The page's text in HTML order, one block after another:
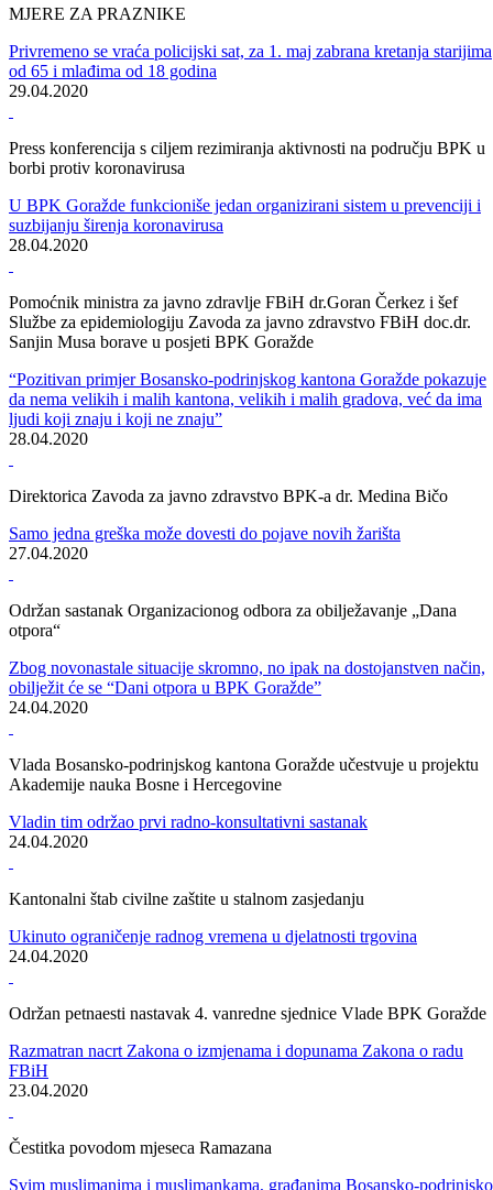
Prvomajska čestitka
Svim radnicima i radnicama, građanima Bosansko-podrinjskog
kantona Goražde čestitamo 1.maj-Međunarodni praznik rada
30.04.2020
Održan šesnaesti nastavak 4. vanredne sjednice Vlade BPK Goražde
Upućen apel građanima da se pridržavaju svih epidemioloških mjera,
30.04.2020